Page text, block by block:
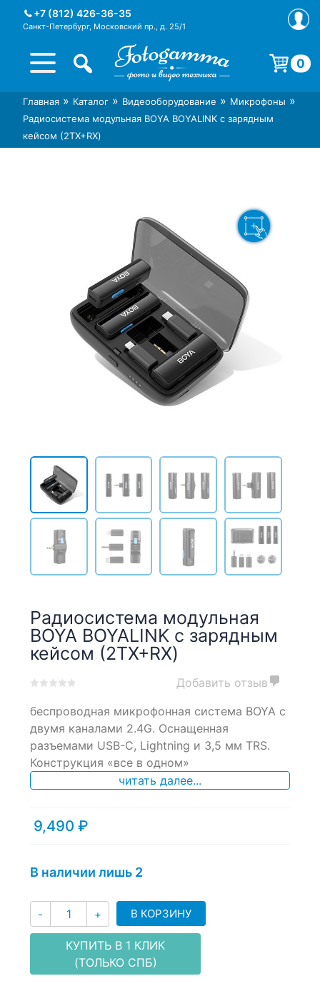
+7 (812) 426-36-35
Санкт-Петербург, Московский пр., д. 25/1
Интернет-магазин фототехники
Foto-Gamma в СПб
Магазин фотоаксессуаров foto-
gamma.ru
0
Корзина пуста.
Главная » Каталог » Видеооборудование » Микрофоны »
Радиосистема модульная BOYA BOYALINK с зарядным
кейсом (2TX+RX)
Радиосистема модульная
BOYA BOYALINK с зарядным
кейсом (2TX+RX)
out
based
on
customer
ratings
Добавить отзыв
беспроводная микрофонная система BOYA с
двумя каналами 2.4G. Оснащенная
разъемами USB-C, Lightning и 3,5 мм TRS.
Конструкция «все в одном»
читать далее...
9,490 ₽
В наличии лишь 2
- Количество
+ В КОРЗИНУ
КУПИТЬ В 1 КЛИК
(ТОЛЬКО СПБ)